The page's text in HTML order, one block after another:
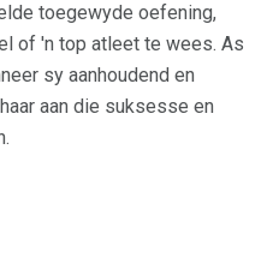
toegewyde oefening,
of 'n top atleet te wees. As
sy aanhoudend en
aan die suksesse en